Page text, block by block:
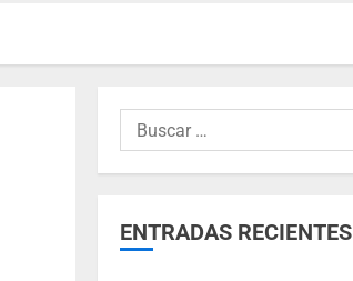
ENTRADAS RECIENTES